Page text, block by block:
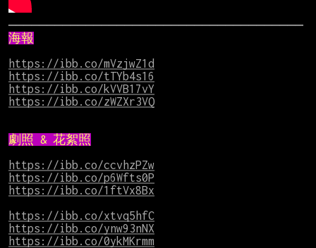
海報
https://ibb.co/mVzjwZ1d
https://ibb.co/tTYb4s16
https://ibb.co/kVVB17vY
https://ibb.co/zWZXr3VQ
劇照 & 花絮照
https://ibb.co/ccvhzPZw
https://ibb.co/p6Wfts0P
https://ibb.co/1ftVx8Bx
https://ibb.co/xtvq5hfC
https://ibb.co/ynw93nNX
https://ibb.co/0ykMKrmm